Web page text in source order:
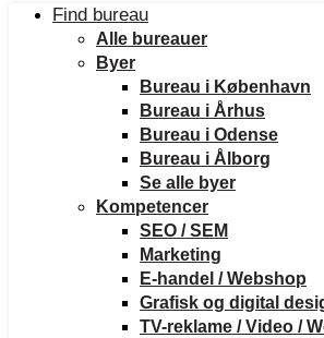
Find bureau
Alle bureauer
Byer
Bureau i København
Bureau i Århus
Bureau i Odense
Bureau i Ålborg
Se alle byer
Kompetencer
SEO / SEM
Marketing
E-handel / Webshop
Grafisk og digital
TV-reklame / Video /